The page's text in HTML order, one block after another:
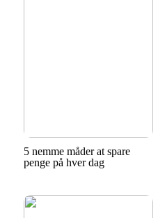
5 nemme måder at spare
penge på hver dag